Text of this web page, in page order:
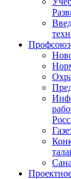
Профсоюз